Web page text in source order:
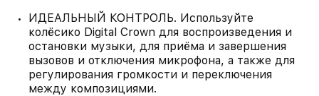
ИДЕАЛЬНЫЙ КОНТРОЛЬ. Используйте
колёсико Digital Crown для воспроизведения и
остановки музыки, для приёма и завершения
вызовов и отключения микрофона, а также для
регулирования громкости и переключения
между композициями.